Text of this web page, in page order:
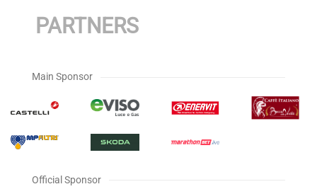
PARTNERS
Main Sponsor
Official Sponsor